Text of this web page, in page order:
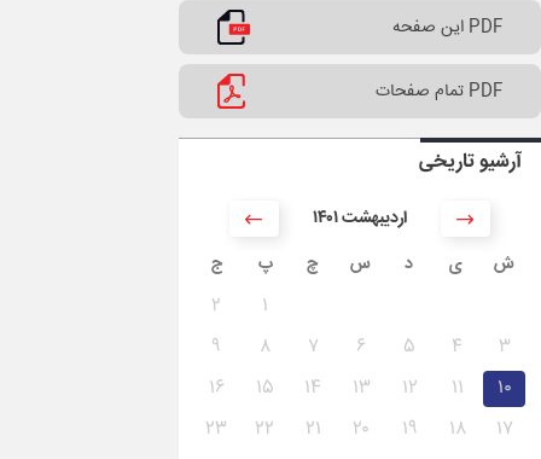
PDF این صفحه
PDF تمام صفحات
آرشیو تاریخی
۱۴۰۱ اردیبهشت
ش
ی د س چ پ ج
۱
۲
۳
۴ ۵ ۶ ۷ ۸
۹
۱۰
۱۱ ۱۲ ۱۳ ۱۴ ۱۵
۱۶
۱۷
۱۸ ۱۹ ۲۰ ۲۱ ۲۲
۲۳